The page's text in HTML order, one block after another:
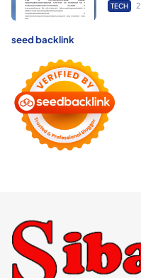
TECH
seed backlink